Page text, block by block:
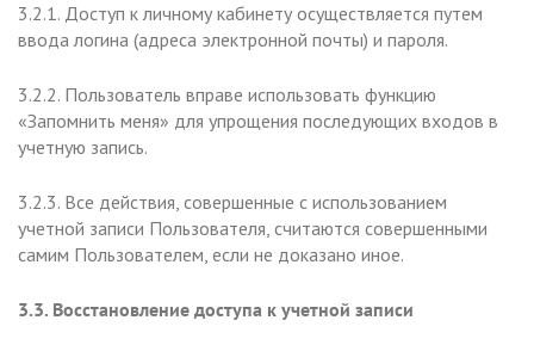
3.2.1. Доступ к личному кабинету осуществляется путем
ввода логина (адреса электронной почты) и пароля.
3.2.2. Пользователь вправе использовать функцию
«Запомнить меня» для упрощения последующих входов в
учетную запись.
3.2.3. Все действия, совершенные с использованием
учетной записи Пользователя, считаются совершенными
самим Пользователем, если не доказано иное.
3.3. Восстановление доступа к учетной записи